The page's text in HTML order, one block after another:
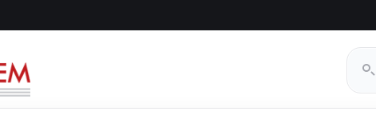
Assis conquista